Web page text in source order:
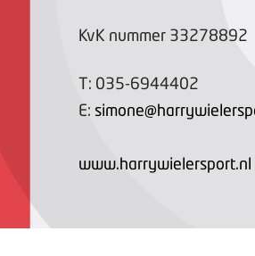
KvK nummer 33278892
T: 035-6944402
E:
www.harrywielersport.nl